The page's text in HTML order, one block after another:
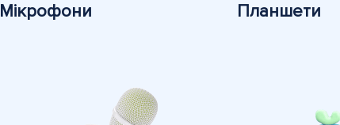
Мікрофони Планшети